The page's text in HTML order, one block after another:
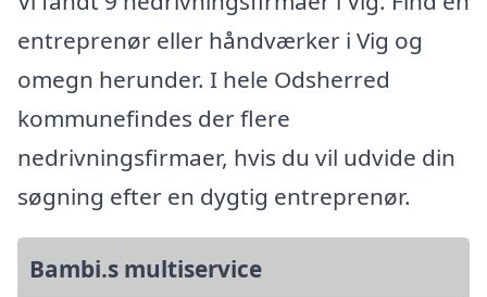
entreprenør eller håndværker i Vig og
omegn herunder. I hele Odsherred
kommunefindes der flere
nedrivningsfirmaer, hvis du vil udvide din
søgning efter en dygtig entreprenør.
Bambi.s multiservice